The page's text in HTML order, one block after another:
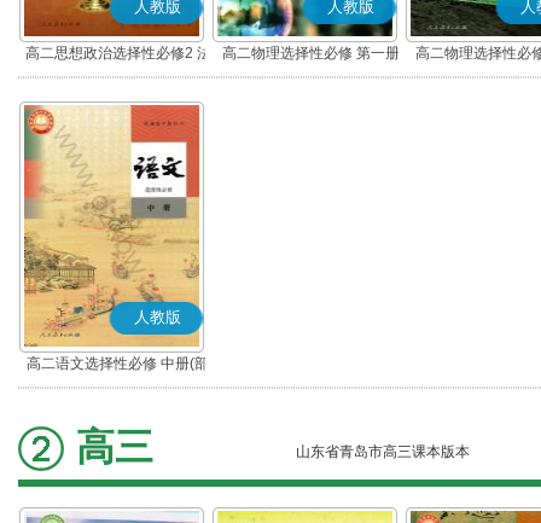
人教版
高二思想政治选择性必修2 法
律与生活(部编版)
人教版
高二物理选择性必修 第一册
人
高二物理选择性必
人教版
高二语文选择性必修 中册(部
编版)
高三 山东省青岛市高三课本版本